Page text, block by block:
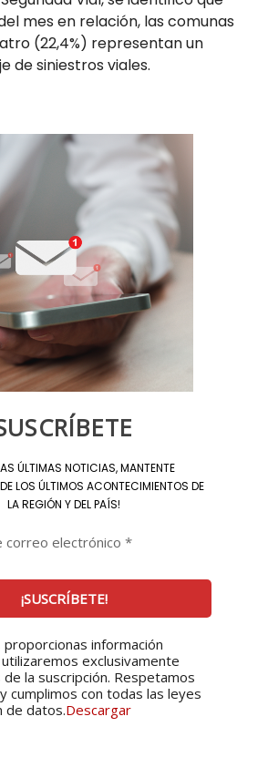
mes en relación, las comunas
(22,4%) representan un
de siniestros viales.
ÚLTIMAS NOTICIAS, MANTENTE
LOS ÚLTIMOS ACONTECIMIENTOS DE
LA REGIÓN Y DEL PAÍS!
información
exclusivamente
la suscripción. Respetamos
cumplimos con todas las leyes
de datos.Descargar